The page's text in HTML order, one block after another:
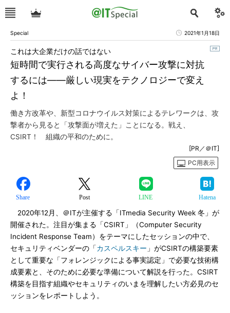
Special 2021年1月18日
短時間で実行される高度なサイバー攻撃に対抗
するには――厳しい現実をテクノロジーで変え
よ！
これは大企業だけの話ではない
働き方改革や、新型コロナウイルス対策によるテレワークは、攻
撃者から見ると「攻撃面が増えた」ことになる。戦え、
CSIRT！ 組織の平和のために。
[PR／＠IT]
PC用表示
Share Post LINE Hatena
2020年12月、＠ITが主催する「ITmedia Security Week 冬」が
開催された。注目が集まる「CSIRT」（Computer Security
Incident Response Team）をテーマにしたセッションの中で、
セキュリティベンダーの「カスペルスキー 」がCSIRTの構築要素
として重要な「フォレンジックによる事実認定」で必要な技術構
成要素と、そのために必要な準備について解説を行った。CSIRT
構築を目指す組織やセキュリティのいまを理解したい方必見のセ
ッションをレポートしよう。